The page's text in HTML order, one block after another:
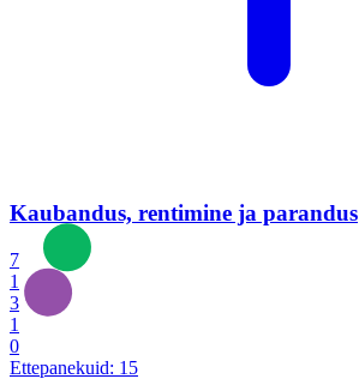
Kaubandus, rentimine ja parandus
7
1
3
1
0
Ettepanekuid: 15